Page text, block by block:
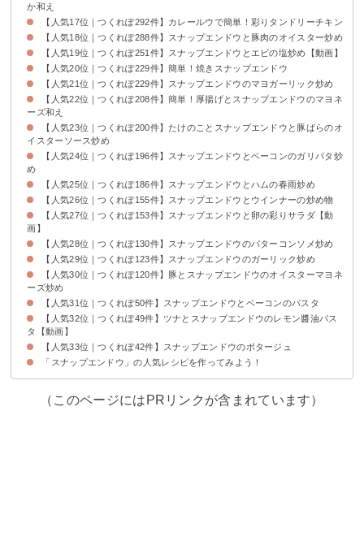
か和え
【人気17位｜つくれぽ292件】カレールウで簡単！彩りタンドリーチキン
【人気18位｜つくれぽ288件】スナップエンドウと豚肉のオイスター炒め
【人気19位｜つくれぽ251件】スナップエンドウとエビの塩炒め【動画】
【人気20位｜つくれぽ229件】簡単！焼きスナップエンドウ
【人気21位｜つくれぽ229件】スナップエンドウのマヨガーリック炒め
【人気22位｜つくれぽ208件】簡単！厚揚げとスナップエンドウのマヨネ
ーズ和え
【人気23位｜つくれぽ200件】たけのことスナップエンドウと豚ばらのオ
イスターソース炒め
【人気24位｜つくれぽ196件】スナップエンドウとベーコンのガリバタ炒
め
【人気25位｜つくれぽ186件】スナップエンドウとハムの春雨炒め
【人気26位｜つくれぽ155件】スナップエンドウとウインナーの炒め物
【人気27位｜つくれぽ153件】スナップエンドウと卵の彩りサラダ【動
画】
【人気28位｜つくれぽ130件】スナップエンドウのバターコンソメ炒め
【人気29位｜つくれぽ123件】スナップエンドウのガーリック炒め
【人気30位｜つくれぽ120件】豚とスナップエンドウのオイスターマヨネ
ーズ炒め
【人気31位｜つくれぽ50件】スナップエンドウとベーコンのパスタ
【人気32位｜つくれぽ49件】ツナとスナップエンドウのレモン醬油パス
タ【動画】
【人気33位｜つくれぽ42件】スナップエンドウのポタージュ
「スナップエンドウ」の人気レシピを作ってみよう！
（このページにはPRリンクが含まれています）